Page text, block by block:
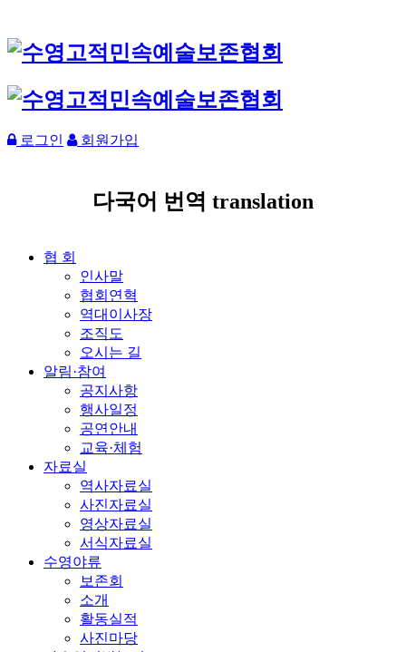
로그인 회원가입
다국어 번역 translation
협 회
인사말
협회연혁
역대이사장
조직도
오시는 길
알림·참여
공지사항
행사일정
공연안내
교육·체험
자료실
역사자료실
사진자료실
영상자료실
서식자료실
수영야류
보존회
소개
활동실적
사진마당